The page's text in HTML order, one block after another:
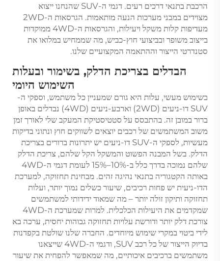
הרכבת בתנאי דרכים רעים. דגמי ה-SUV שהנחנו ייצוא
מצוידים במבני מערכות הנעה מותאמות. הגרסאות ה-2WD
מעדיפות קלות משקל ויעילות, והגרסאות ה-4WD ממוקדות
בייצוב משופר ובביצועי חוץ-כביש, מה שממחיש במלואו את
סטנדרטי הייצור וההתאמה המקצועיים שלנו.
הבדלים בצריכת הדלק, בשימור ובעלות
השימוש היומי
בשימוש מעשי, עלות היא גורם שמעניין כל משתמש, וספקי ה-
SUV דו-ניעים (2WD) וארבע-ניעים (4WD) נבדלים באופן
ברור במובן זה. בהתבסס על סטטיסטיקת המעקב שלי לאורך זמן
משוב המשתמשים של רכבים יוצאים לשווקים חוץ ונתוני בדיקות
מעשיות, לספקי ה-SUV דו-ניעים יש יתרונות ברורים בצריכת
הדלק. בשל המבנה הפשוט והמשקל הקל שלהם, צריכת הדלק
שלהם נמוכה בדרך כלל ב-10%–15% לעומת דגמי ה-4WD
באותה הקטגוריה בתנאי נהיגה זהים. מבחינת תחזוקה, למערכת
הדו-ניעית יש פחות רכיבים, שיעור כשלים נמוך יותר, ועלות
תחזוקה ותיקון זולה יותר – מה שמאוד ידידותי למשתמשים
שמקדמים את היעילות הכלכלית. למרות שמערכת ה-4WD
צורכת דלק יותר ודורשת עלויות תחזוקה גבוהות יחסית, ערכה בא
לידי ביטוי במקרי שימוש מיוחדים. החברה שלנו שולטת בקפדנות
בדיוק הייצור של כל רכב SUV, ודגמי ה-4WD שייצאנו
משתמשים ברכיבים איכותיים, מה שמאפשר להפחית את שיעור